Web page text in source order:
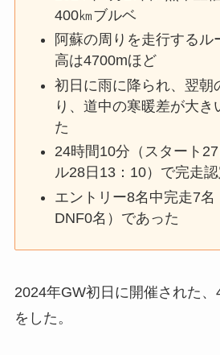
400㎞ブルベ
阿蘇の周りを走行するル
高は4700mほど
初日に雨に降られ、翌朝
り、道中の寒暖差が大き
た
24時間10分（スタート
ル28日13：10）で完走
エントリー8名中完走7名
DNF0名）であった
2024年GW初日に開催された
をした。